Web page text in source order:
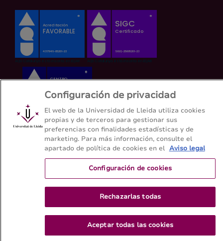
Configuración de privacidad
El web de la Universidad de Lleida utiliza cookies
propias y de terceros para gestionar sus
preferencias con finalidades estadísticas y de
marketing. Para más información, consulte el
apartado de política de cookies en el Aviso legal
Configuración de cookies
Rechazarlas todas
Aceptar todas las cookies